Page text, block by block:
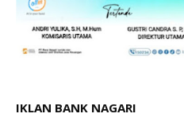
IKLAN BANK NAGARI